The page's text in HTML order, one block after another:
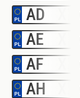
AD
AE
AF
AH